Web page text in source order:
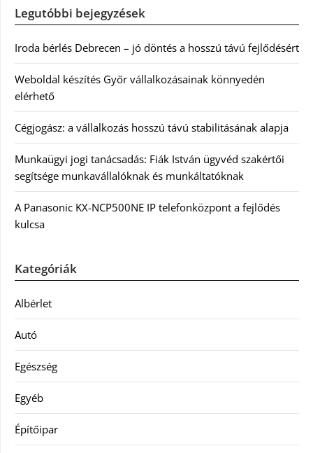
Legutóbbi bejegyzések
Iroda bérlés Debrecen – jó döntés a hosszú távú fejlődésért
Weboldal készítés Győr vállalkozásainak könnyedén
elérhető
Cégjogász: a vállalkozás hosszú távú stabilitásának alapja
Munkaügyi jogi tanácsadás: Fiák István ügyvéd szakértői
segítsége munkavállalóknak és munkáltatóknak
A Panasonic KX-NCP500NE IP telefonközpont a fejlődés
kulcsa
Kategóriák
Albérlet
Autó
Egészség
Egyéb
Építőipar